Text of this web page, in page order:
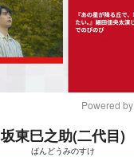
Powered by
坂東巳之助(二代目)
ばんどうみのすけ